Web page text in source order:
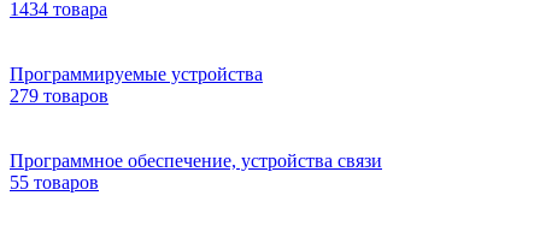
1434 товара
Программируемые устройства
279 товаров
Программное обеспечение, устройства связи
55 товаров